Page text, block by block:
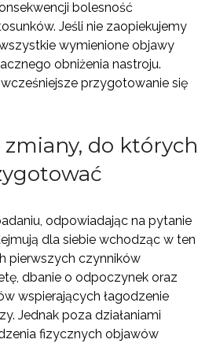
bolesność
Jeśli nie zaopiekujemy
wymienione objawy
obniżenia nastroju.
przygotowanie się
zmiany, do których
odpowiadając na pytanie
dla siebie wchodząc w ten
pierwszych czynników
dbanie o odpoczynek oraz
wspierających łagodzenie
Jednak poza działaniami
fizycznych objawów